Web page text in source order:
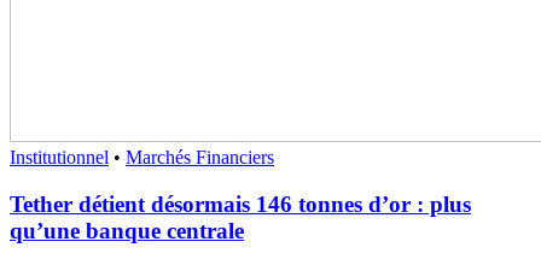
Institutionnel • Marchés Financiers
Tether détient désormais 146 tonnes d’or : plus
qu’une banque centrale